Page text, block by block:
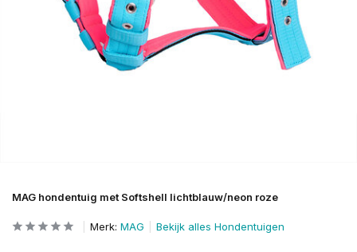
MAG hondentuig met Softshell lichtblauw/neon roze
Merk: MAG Bekijk alles Hondentuigen